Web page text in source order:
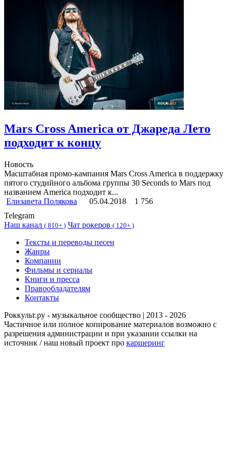
Mars Cross America от Джареда Лето
подходит к концу
Новость
Масштабная промо-кампания Mars Cross America в поддержку
пятого студийного альбома группы 30 Seconds to Mars под
названием America подходит к...
Елизавета Полякова
05.04.2018
1 756
Telegram
Наш канал ( 810+ ) Чат рокеров ( 120+ )
Тексты и переводы песен
Жанры
Компании
Фильмы и сериалы
Книги и пресса
Правообладателям
Контакты
Роккульт.ру - музыкальное сообщество | 2013 - 2026
Частичное или полное копирование материалов возможно с
разрешения администрации и при указании ссылки на
источник / наш новый проект про каршеринг